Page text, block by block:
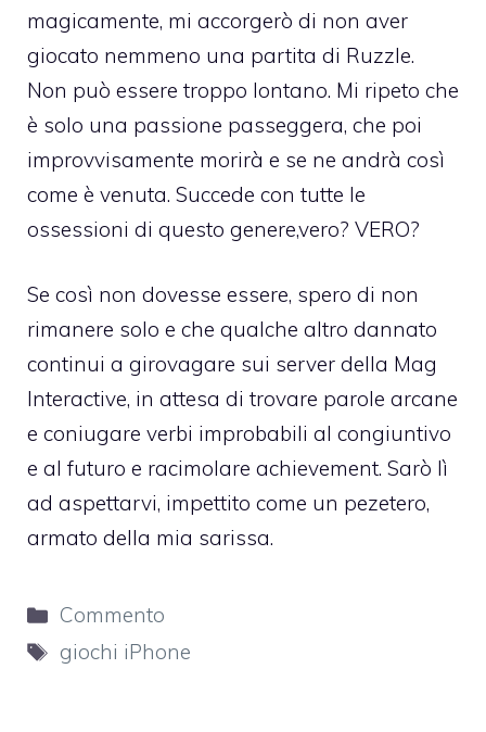
magicamente, mi accorgerò di non aver
giocato nemmeno una partita di Ruzzle.
Non può essere troppo lontano. Mi ripeto che
è solo una passione passeggera, che poi
improvvisamente morirà e se ne andrà così
come è venuta. Succede con tutte le
ossessioni di questo genere,vero? VERO?
Se così non dovesse essere, spero di non
rimanere solo e che qualche altro dannato
continui a girovagare sui server della Mag
Interactive, in attesa di trovare parole arcane
e coniugare verbi improbabili al congiuntivo
e al futuro e racimolare achievement. Sarò lì
ad aspettarvi, impettito come un pezetero,
armato della mia sarissa.
Categorie
Commento
Tag
giochi iPhone